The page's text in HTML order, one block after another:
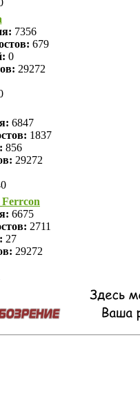
7356
679
0
29272
6847
1837
856
29272
6675
2711
27
29272